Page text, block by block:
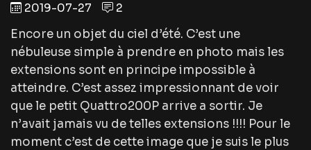
2019-07-27
2
Encore un objet du ciel d’été. C’est une
nébuleuse simple à prendre en photo mais les
extensions sont en principe impossible à
atteindre. C’est assez impressionnant de voir
que le petit Quattro200P arrive a sortir. Je
n’avait jamais vu de telles extensions !!!! Pour le
moment c’est de cette image que je suis le plus